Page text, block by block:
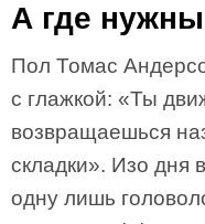
А где
Пол Томас
с глажкой: «Ты
возвращаешься
складки». Изо дня
одну лишь